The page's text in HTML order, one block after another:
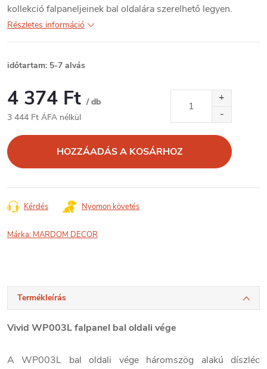
kollekció falpaneljeinek bal oldalára szerelhető legyen.
Részletes információ
időtartam: 5-7 alvás
4 374 Ft / db
3 444 Ft ÁFA nélkül
HOZZÁADÁS A KOSÁRHOZ
Kérdés Nyomon követés
Márka: MARDOM DECOR
Termékleírás
Vivid WP003L falpanel bal oldali vége
A WP003L bal oldali vége háromszög alakú díszléc